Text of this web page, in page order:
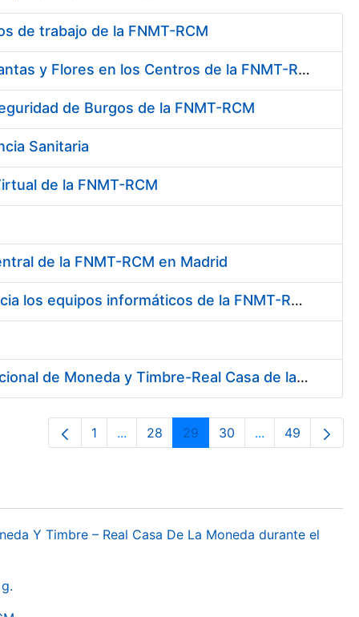
de trabajo de la FNMT-RCM
Contratación de Servicio de Mantenimiento y Conservación de Plantas y Flores en los Centros de la FNMT-RCM
de Burgos de la FNMT-RCM
Sanitaria
de la FNMT-RCM
de la FNMT-RCM en Madrid
Contratación de suministro de materiales para dotar de redundancia los equipos informáticos de la FNMT-RCM
Contratación de Servicio de Telecomunicaciones en la Fábrica Nacional de Moneda y Timbre-Real Casa de la Moneda
Orrialdea
1 ...Intermediate Pages Use TAB to
Orrialdea
28 Orrialdea
29 Orrialdea
30 ...Intermediate
Orrialdea
49
Y Timbre – Real Casa De La Moneda durante el